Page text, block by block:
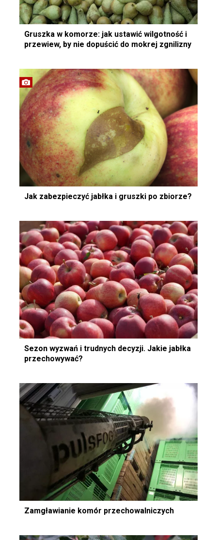
Gruszka w komorze: jak ustawić wilgotność i
przewiew, by nie dopuścić do mokrej zgnilizny
Jak zabezpieczyć jabłka i gruszki po zbiorze?
Sezon wyzwań i trudnych decyzji. Jakie jabłka
przechowywać?
Zamgławianie komór przechowalniczych